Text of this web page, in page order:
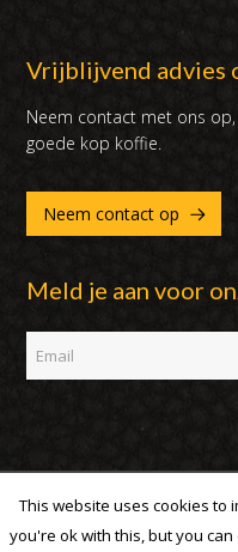
Vrijblijvend advies
Neem contact met ons
goede kop koffie.
Neem contact op
Meld je aan voor
Copyright 2007 - 2019 | DUX
voorbehouden
This website uses cookies to
you're ok with this, but you